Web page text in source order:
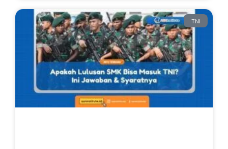
TNI